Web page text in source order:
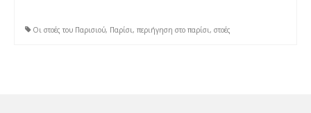
Οι στοές του Παρισιού, Παρίσι, περιήγηση στο παρίσι, στοές